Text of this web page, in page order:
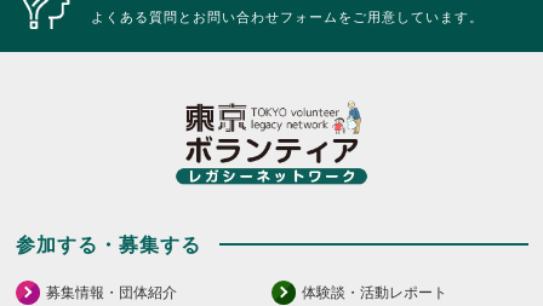
よくある質問とお問い合わせフォームをご用意しています。
参加する・募集する
募集情報・団体紹介 体験談・活動レポート